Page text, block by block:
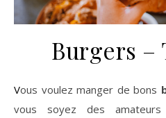
Burgers –
Vous voulez manger de bons
vous soyez des